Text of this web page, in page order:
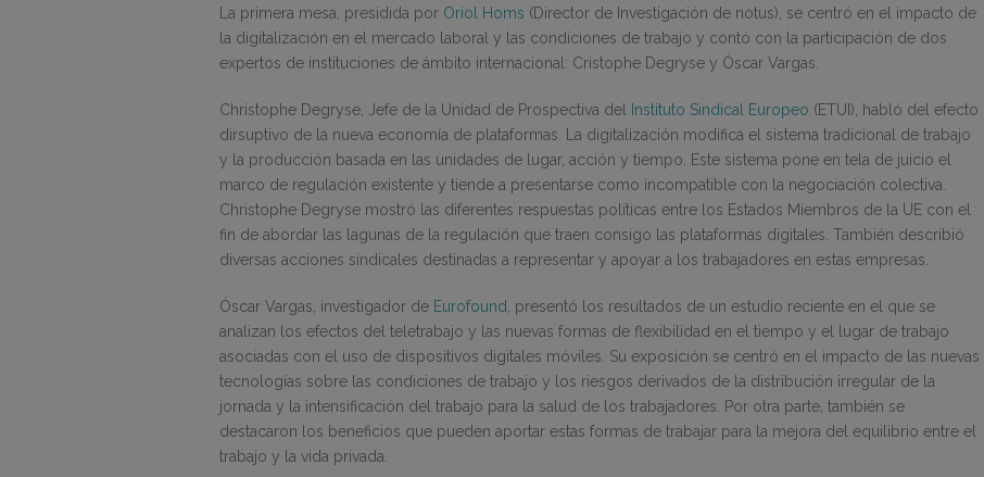
La primera mesa, presidida por Oriol Homs (Director de Investigación de notus), se centró en el impacto de
la digitalización en el mercado laboral y las condiciones de trabajo y contó con la participación de dos
expertos de instituciones de ámbito internacional: Cristophe Degryse y Óscar Vargas.
Christophe Degryse, Jefe de la Unidad de Prospectiva del Instituto Sindical Europeo (ETUI), habló del efecto
dirsuptivo de la nueva economía de plataformas. La digitalización modifica el sistema tradicional de trabajo
y la producción basada en las unidades de lugar, acción y tiempo. Este sistema pone en tela de juicio el
marco de regulación existente y tiende a presentarse como incompatible con la negociación colectiva.
Christophe Degryse mostró las diferentes respuestas políticas entre los Estados Miembros de la UE con el
fin de abordar las lagunas de la regulación que traen consigo las plataformas digitales. También describió
diversas acciones sindicales destinadas a representar y apoyar a los trabajadores en estas empresas.
Óscar Vargas, investigador de Eurofound
, presentó los resultados de un estudio reciente en el que se
analizan los efectos del teletrabajo y las nuevas formas de flexibilidad en el tiempo y el lugar de trabajo
asociadas con el uso de dispositivos digitales móviles. Su exposición se centró en el impacto de las nuevas
tecnologías sobre las condiciones de trabajo y los riesgos derivados de la distribución irregular de la
jornada y la intensificación del trabajo para la salud de los trabajadores. Por otra parte, también se
destacaron los beneficios que pueden aportar estas formas de trabajar para la mejora del equilibrio entre el
trabajo y la vida privada.